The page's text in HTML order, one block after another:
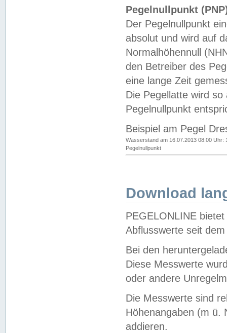
Pegelnullpunkt
Der Pegelnullpunkt
absolut und wird auf
Normalhöhennull
den Betreiber des
eine lange Zeit
Die Pegellatte wird
Pegelnullpunkt
Beispiel am Pegel
Wasserstand am 16.07.2013 08:00 Uhr:
Pegelnullpunkt
Download
PEGELONLINE
Abflusswerte seit
Bei den
Diese Messwerte
oder andere
Die Messwerte sind
Höhenangaben (m ü.
addieren.